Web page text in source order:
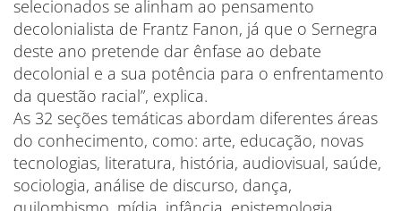
selecionados se alinham ao pensamento
decolonialista de Frantz Fanon, já que o Sernegra
deste ano pretende dar ênfase ao debate
decolonial e a sua potência para o enfrentamento
da questão racial”, explica.
As 32 seções temáticas abordam diferentes áreas
do conhecimento, como: arte, educação, novas
tecnologias, literatura, história, audiovisual, saúde,
sociologia, análise de discurso, dança,